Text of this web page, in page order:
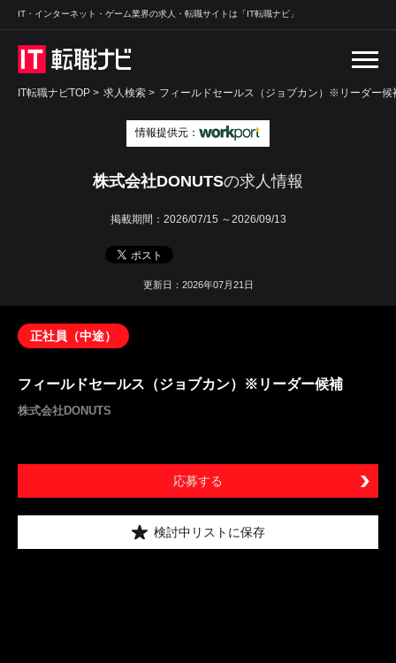
IT・インターネット・ゲーム業界の求人・転職サイトは「IT転職ナビ」
IT転職ナビTOP > 求人検索 > フィールドセールス（ジョブカン）※リーダー候
情報提供元：
株式会社DONUTSの求人情報
掲載期間： 2026/07/15 ～2026/09/13
更新日：2026年07月21日
正社員（中途）
フィールドセールス（ジョブカン）※リーダー候補
株式会社DONUTS
応募する
検討中リストに保存